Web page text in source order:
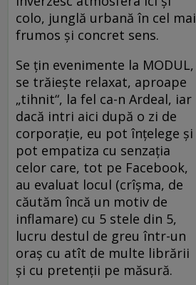
colo, junglă urbană în cel mai
frumos și concret sens.
Se țin evenimente la MODUL,
se trăiește relaxat, aproape
„tihnit“, la fel ca-n Ardeal, iar
dacă intri aici după o zi de
corporație, eu pot înțelege și
pot empatiza cu senzația
celor care, tot pe Facebook,
au evaluat locul (crîșma, de
căutăm încă un motiv de
inflamare) cu 5 stele din 5,
lucru destul de greu într-un
oraș cu atît de multe librării
și cu pretenții pe măsură.